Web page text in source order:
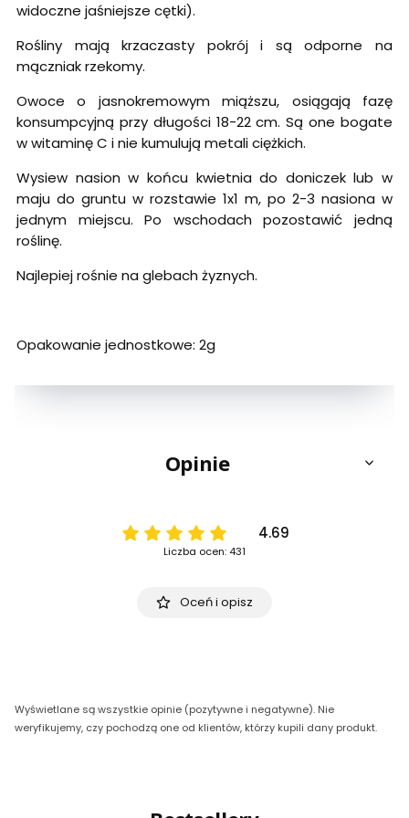
widoczne jaśniejsze cętki).
Rośliny mają krzaczasty pokrój i są odporne na
mączniak rzekomy.
Owoce o jasnokremowym miąższu, osiągają fazę
konsumpcyjną przy długości 18-22 cm. Są one bogate
w witaminę C i nie kumulują metali ciężkich.
Wysiew nasion w końcu kwietnia do doniczek lub w
maju do gruntu w rozstawie 1x1 m, po 2-3 nasiona w
jednym miejscu. Po wschodach pozostawić jedną
roślinę.
Najlepiej rośnie na glebach żyznych.
Opakowanie jednostkowe: 2g
Opinie
4.69
Liczba ocen: 431
Oceń i opisz
Wyświetlane są wszystkie opinie (pozytywne i negatywne). Nie
weryfikujemy, czy pochodzą one od klientów, którzy kupili dany produkt.